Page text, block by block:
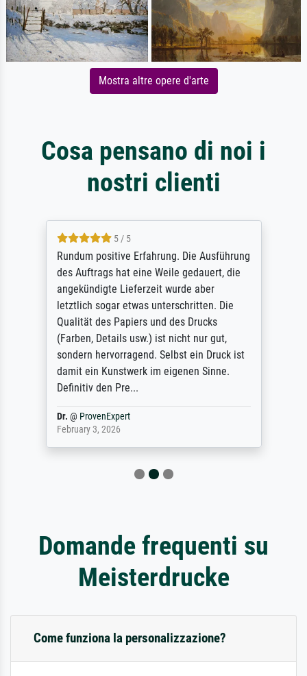
Mostra altre opere d'arte
Cosa pensano di noi i
nostri clienti
5 / 5
Rundum positive Erfahrung. Die Ausführung
des Auftrags hat eine Weile gedauert, die
angekündigte Lieferzeit wurde aber
letztlich sogar etwas unterschritten. Die
Qualität des Papiers und des Drucks
(Farben, Details usw.) ist nicht nur gut,
sondern hervorragend. Selbst ein Druck ist
damit ein Kunstwerk im eigenen Sinne.
Definitiv den Pre...
Dr. @ ProvenExpert
February 3, 2026
Domande frequenti su
Meisterdrucke
Come funziona la personalizzazione?